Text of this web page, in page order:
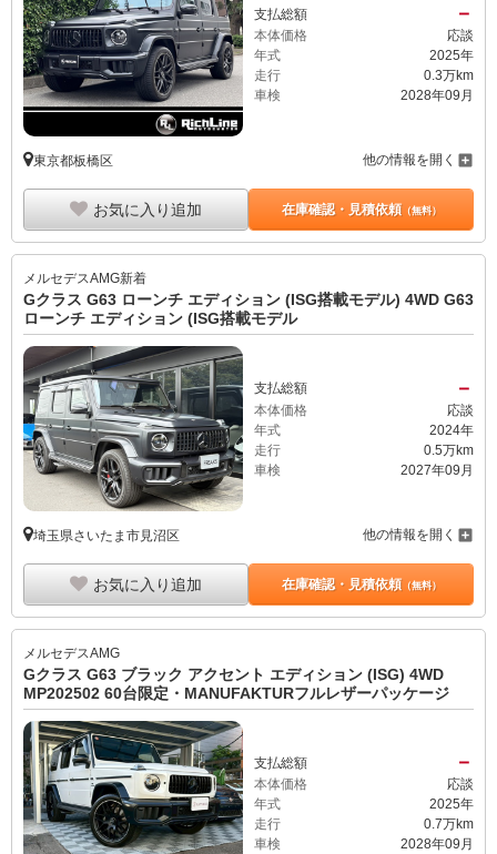
支払総額 －
本体価格
応談
年式
2025年
走行
0.3万km
車検
2028年09月
東京都板橋区 他の情報を開く
お気に入り追加 在庫確認・見積依頼（無料）
メルセデスAMG新着
Gクラス G63 ローンチ エディション (ISG搭載モデル) 4WD G63
ローンチ エディション (ISG搭載モデル
支払総額 －
本体価格
応談
年式
2024年
走行
0.5万km
車検
2027年09月
埼玉県さいたま市見沼区 他の情報を開く
お気に入り追加 在庫確認・見積依頼（無料）
メルセデスAMG
Gクラス G63 ブラック アクセント エディション (ISG) 4WD
MP202502 60台限定・MANUFAKTURフルレザーパッケージ
支払総額 －
本体価格
応談
年式
2025年
走行
0.7万km
車検
2028年09月